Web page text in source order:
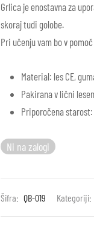
Grlica je enostavna za
skoraj tudi golobe.
Pri učenju vam bo v pomoč
Material: les CE,
Pakirana v lični
Priporočena starost:
Ni na zalogi
Šifra: QB-019 Kategoriji: